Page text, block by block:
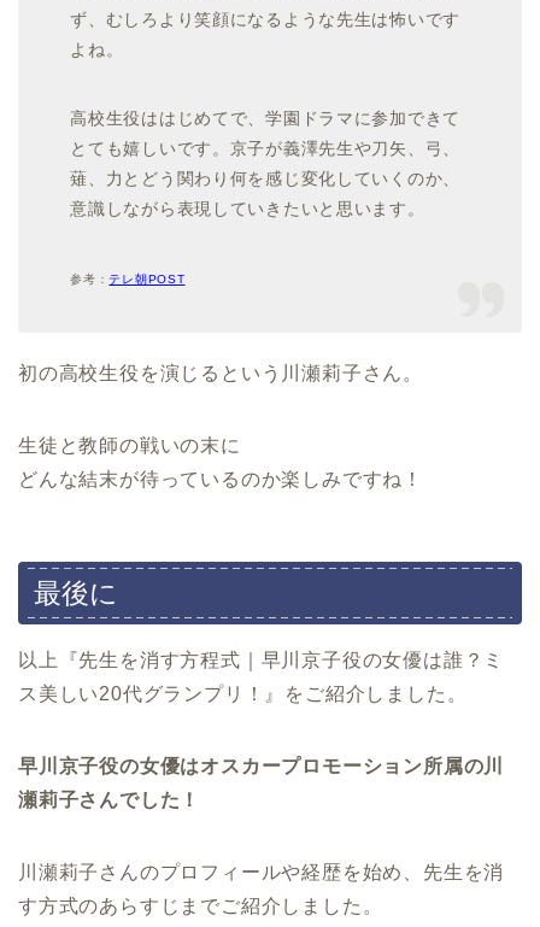
ず、むしろより笑顔になるような先生は怖いです
よね。
高校生役ははじめてで、学園ドラマに参加できて
とても嬉しいです。京子が義澤先生や刀矢、弓、
薙、力とどう関わり何を感じ変化していくのか、
意識しながら表現していきたいと思います。
参考：テレ朝POST
初の高校生役を演じるという川瀬莉子さん。
生徒と教師の戦いの末に
どんな結末が待っているのか楽しみですね！
最後に
以上『先生を消す方程式｜早川京子役の女優は誰？ミ
ス美しい20代グランプリ！』をご紹介しました。
早川京子役の女優はオスカープロモーション所属の川
瀬莉子さんでした！
川瀬莉子さんのプロフィールや経歴を始め、先生を消
す方式のあらすじまでご紹介しました。